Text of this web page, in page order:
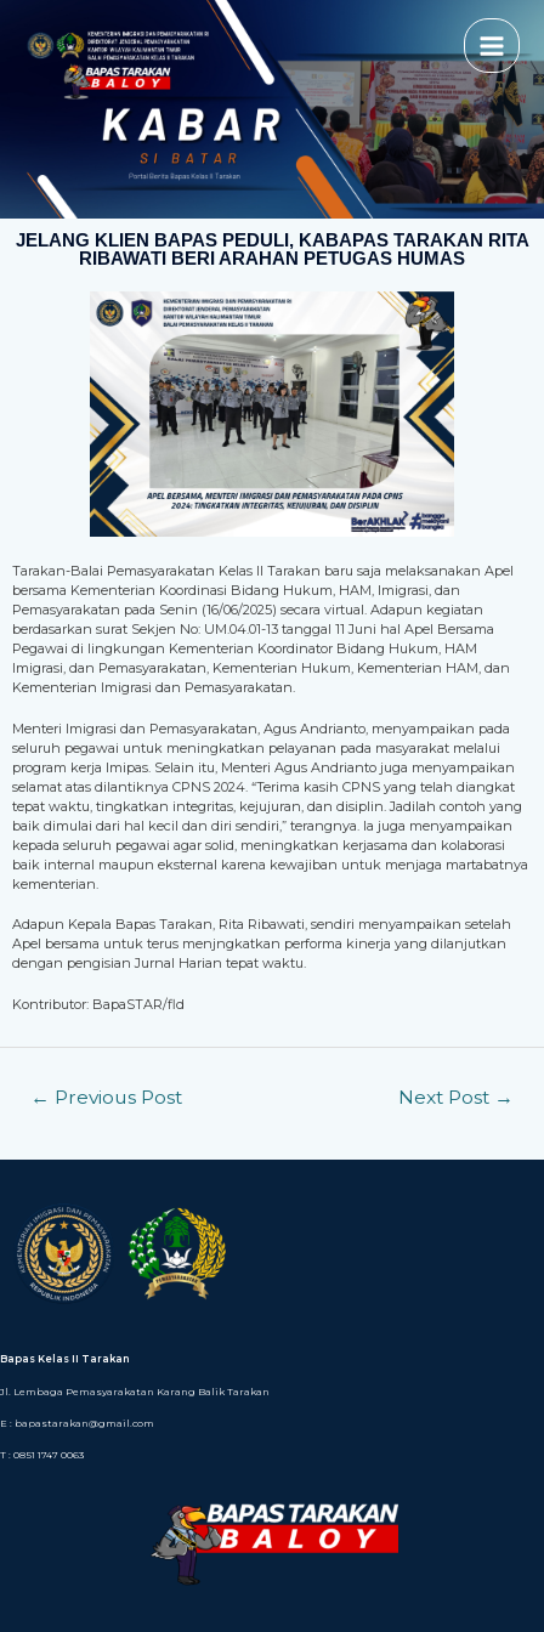
JELANG KLIEN BAPAS PEDULI, KABAPAS TARAKAN RITA
RIBAWATI BERI ARAHAN PETUGAS HUMAS
Tarakan-Balai Pemasyarakatan Kelas II Tarakan baru saja melaksanakan Apel
bersama Kementerian Koordinasi Bidang Hukum, HAM, Imigrasi, dan
Pemasyarakatan pada Senin (16/06/2025) secara virtual. Adapun kegiatan
berdasarkan surat Sekjen No: UM.04.01-13 tanggal 11 Juni hal Apel Bersama
Pegawai di lingkungan Kementerian Koordinator Bidang Hukum, HAM
Imigrasi, dan Pemasyarakatan, Kementerian Hukum, Kementerian HAM, dan
Kementerian Imigrasi dan Pemasyarakatan.
Menteri Imigrasi dan Pemasyarakatan, Agus Andrianto, menyampaikan pada
seluruh pegawai untuk meningkatkan pelayanan pada masyarakat melalui
program kerja Imipas. Selain itu, Menteri Agus Andrianto juga menyampaikan
selamat atas dilantiknya CPNS 2024. “Terima kasih CPNS yang telah diangkat
tepat waktu, tingkatkan integritas, kejujuran, dan disiplin. Jadilah contoh yang
baik dimulai dari hal kecil dan diri sendiri,” terangnya. Ia juga menyampaikan
kepada seluruh pegawai agar solid, meningkatkan kerjasama dan kolaborasi
baik internal maupun eksternal karena kewajiban untuk menjaga martabatnya
kementerian.
Adapun Kepala Bapas Tarakan, Rita Ribawati, sendiri menyampaikan setelah
Apel bersama untuk terus menjngkatkan performa kinerja yang dilanjutkan
dengan pengisian Jurnal Harian tepat waktu.
Kontributor: BapaSTAR/fld
← Previous Post Next Post →
Bapas Kelas II Tarakan
Jl. Lembaga Pemasyarakatan Karang Balik Tarakan
E : bapastarakan@gmail.com
T : 0851 1747 0063